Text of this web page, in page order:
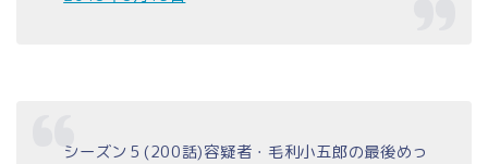
シーズン５(200話)容疑者・毛利小五郎の最後めっ